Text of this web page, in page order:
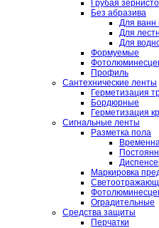
Грубая
Без абразива
Для ванн
Для
Для
Формуемые
Профиль
Сантехнические ленты
Герметизация
Бордюрные
Герметизация
Сигнальные ленты
Разметка пола
Маркировка
Оградительные
Средства защиты
Перчатки